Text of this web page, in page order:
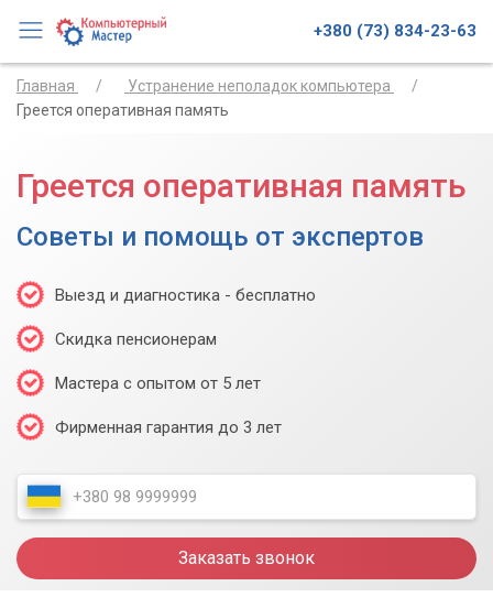
+380 (73) 834-23-63
Главная
Устранение неполадок компьютера
Греется оперативная память
Греется оперативная память
Советы и помощь от экспертов
Выезд и диагностика - бесплатно
Скидка пенсионерам
Мастера с опытом от 5 лет
Фирменная гарантия до 3 лет
Заказать звонок